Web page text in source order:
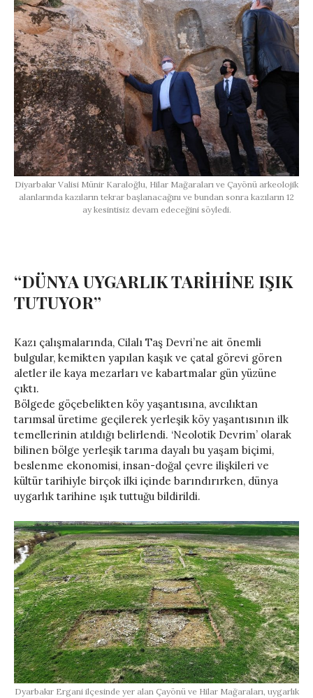
Diyarbakır Valisi Münir Karaloğlu, Hilar Mağaraları ve Çayönü arkeolojik
alanlarında kazıların tekrar başlanacağını ve bundan sonra kazıların 12
ay kesintisiz devam edeceğini söyledi.
“DÜNYA UYGARLIK TARİHİNE IŞIK
TUTUYOR”
Kazı çalışmalarında, Cilalı Taş Devri’ne ait önemli
bulgular, kemikten yapılan kaşık ve çatal görevi gören
aletler ile kaya mezarları ve kabartmalar gün yüzüne
çıktı.
Bölgede göçebelikten köy yaşantısına, avcılıktan
tarımsal üretime geçilerek yerleşik köy yaşantısının ilk
temellerinin atıldığı belirlendi. ‘Neolotik Devrim’ olarak
bilinen bölge yerleşik tarıma dayalı bu yaşam biçimi,
beslenme ekonomisi, insan-doğal çevre ilişkileri ve
kültür tarihiyle birçok ilki içinde barındırırken, dünya
uygarlık tarihine ışık tuttuğu bildirildi.
Dyarbakır Ergani ilçesinde yer alan Çayönü ve Hilar Mağaraları, uygarlık